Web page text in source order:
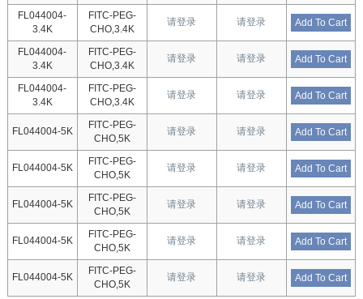
FL044004-
3.4K
FITC-PEG-
CHO,3.4K
请登录 请登录 Add To Cart
FL044004-
3.4K
FITC-PEG-
CHO,3.4K
请登录 请登录 Add To Cart
FL044004-
3.4K
FITC-PEG-
CHO,3.4K
请登录 请登录 Add To Cart
FL044004-5K
FITC-PEG-
CHO,5K
请登录 请登录 Add To Cart
FL044004-5K
FITC-PEG-
CHO,5K
请登录 请登录 Add To Cart
FL044004-5K
FITC-PEG-
CHO,5K
请登录 请登录 Add To Cart
FL044004-5K
FITC-PEG-
CHO,5K
请登录 请登录 Add To Cart
FL044004-5K
FITC-PEG-
CHO,5K
请登录 请登录 Add To Cart